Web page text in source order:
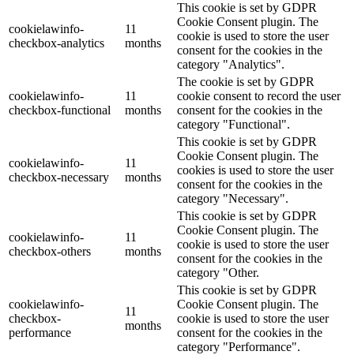
cookielawinfo-
checkbox-analytics
11
months
This cookie is set by GDPR
Cookie Consent plugin. The
cookie is used to store the user
consent for the cookies in the
category "Analytics".
cookielawinfo-
checkbox-functional
11
months
The cookie is set by GDPR
cookie consent to record the user
consent for the cookies in the
category "Functional".
cookielawinfo-
checkbox-necessary
11
months
This cookie is set by GDPR
Cookie Consent plugin. The
cookies is used to store the user
consent for the cookies in the
category "Necessary".
cookielawinfo-
checkbox-others
11
months
This cookie is set by GDPR
Cookie Consent plugin. The
cookie is used to store the user
consent for the cookies in the
category "Other.
cookielawinfo-
checkbox-
performance
11
months
This cookie is set by GDPR
Cookie Consent plugin. The
cookie is used to store the user
consent for the cookies in the
category "Performance".